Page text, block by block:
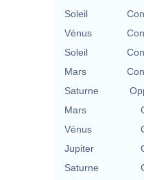
Soleil
Vénus
Soleil
Mars
Saturne
Mars
Vénus
Jupiter
Saturne